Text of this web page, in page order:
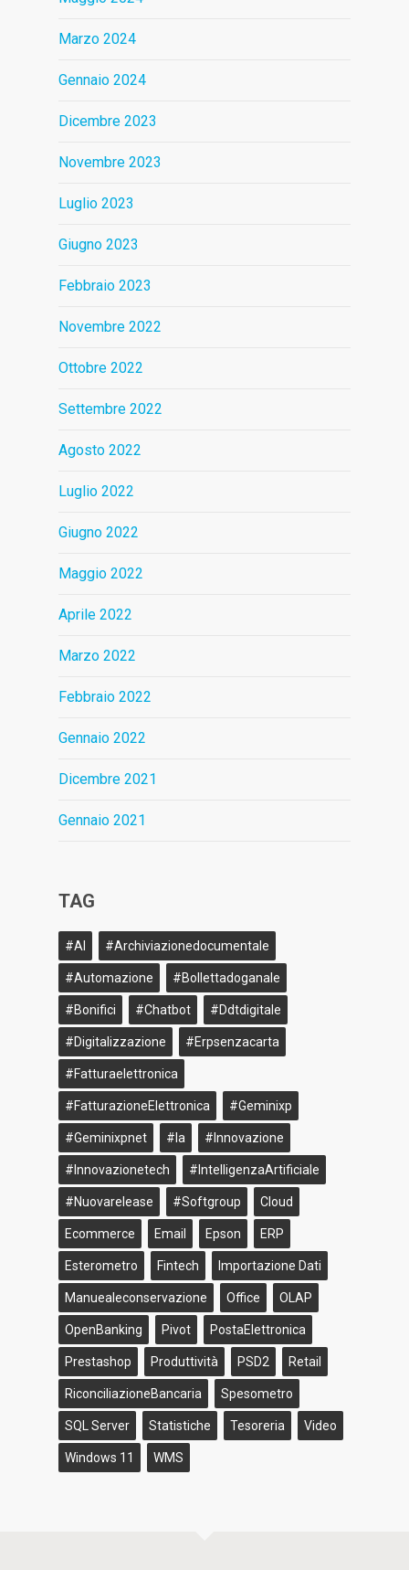
Marzo 2024
Gennaio 2024
Dicembre 2023
Novembre 2023
Luglio 2023
Giugno 2023
Febbraio 2023
Novembre 2022
Ottobre 2022
Settembre 2022
Agosto 2022
Luglio 2022
Giugno 2022
Maggio 2022
Aprile 2022
Marzo 2022
Febbraio 2022
Gennaio 2022
Dicembre 2021
Gennaio 2021
TAG
#AI #archiviazionedocumentale
#Automazione #bollettadoganale
#bonifici #Chatbot #ddtdigitale
#Digitalizzazione #erpsenzacarta
#fatturaelettronica
#FatturazioneElettronica #geminixp
#geminixpnet #ia #innovazione
#innovazionetech #IntelligenzaArtificiale
#nuovarelease #softgroup Cloud
Ecommerce Email Epson ERP
Esterometro Fintech Importazione Dati
Manuealeconservazione Office OLAP
OpenBanking Pivot PostaElettronica
Prestashop Produttività PSD2 Retail
RiconciliazioneBancaria Spesometro
SQL Server Statistiche Tesoreria Video
Windows 11 WMS